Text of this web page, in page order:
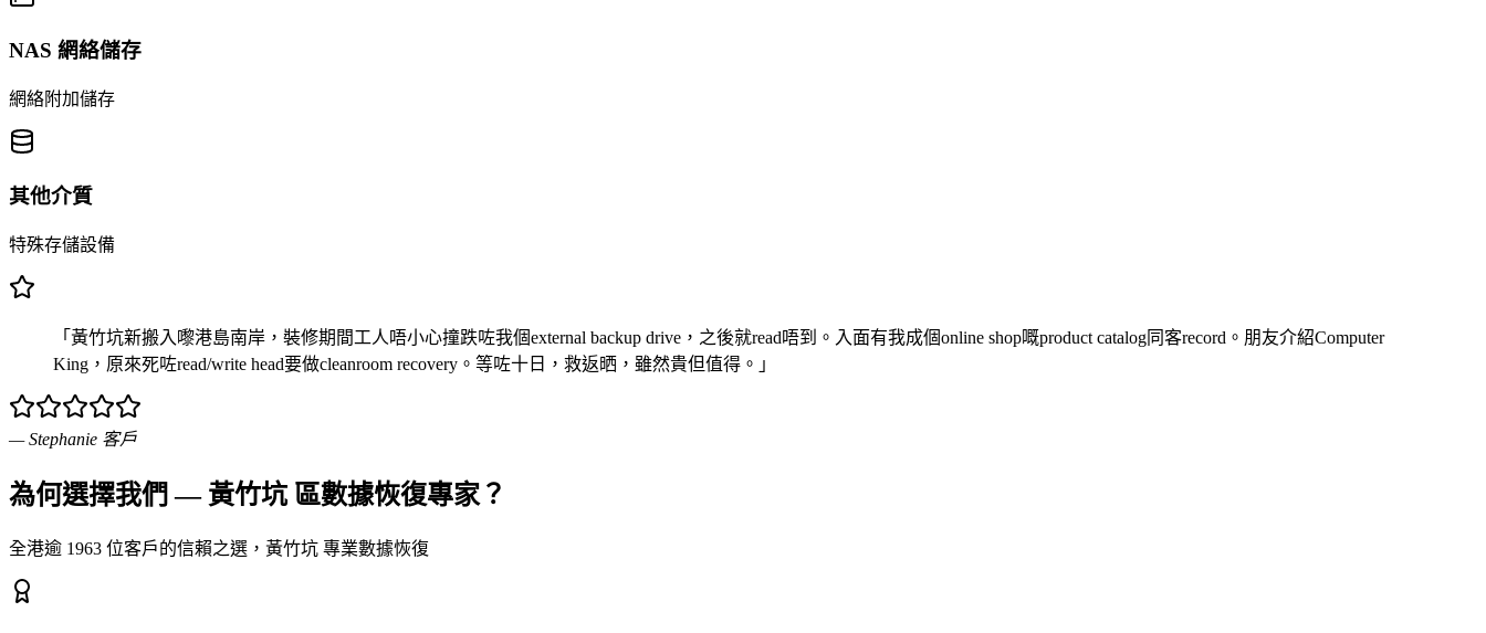
NAS 網絡儲存
網絡附加儲存
其他介質
特殊存儲設備
「黃竹坑新搬入嚟港島南岸，裝修期間工人唔小心撞跌咗我個external backup drive，之後就read唔到。入面有我成個online shop嘅product catalog同客record。朋友介紹Computer
King，原來死咗read/write head要做cleanroom recovery。等咗十日，救返晒，雖然貴但值得。」
—Stephanie 客戶
為何選擇我們 — 黃竹坑 區數據恢復專家？
全港逾 1963 位客戶的信賴之選，黃竹坑 專業數據恢復